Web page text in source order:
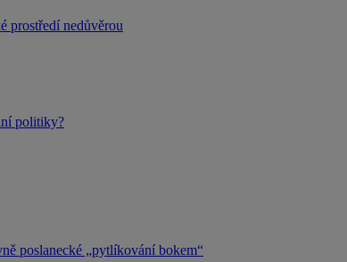
prostředí nedůvěrou
politiky?
poslanecké „pytlíkování bokem“